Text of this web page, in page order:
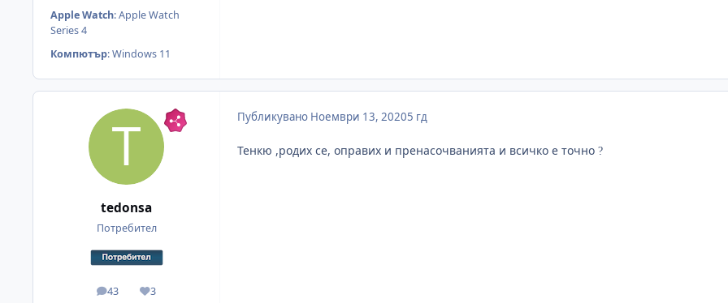
Apple Watch:Apple Watch
Series 4
Компютър:Windows 11
tedonsa
Потребител
43
мнения 3
Reputation
Публикувано Ноември 13, 20205 гд
Тенкю ,родих се, оправих и пренасочванията и всичко е точно ?